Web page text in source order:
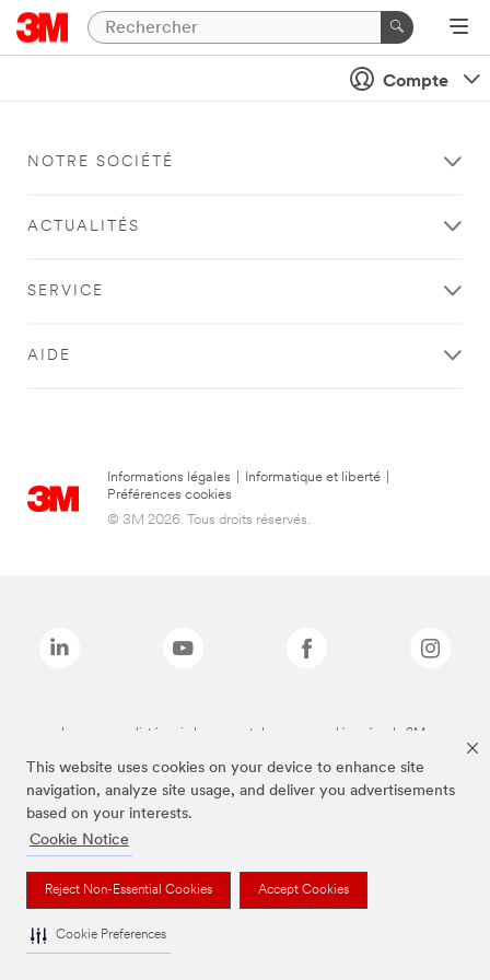
This website uses cookies on your device to enhance site
navigation, analyze site usage, and deliver you advertisements
based on your interests.
Cookie Notice
Reject Non-Essential Cookies Accept Cookies
Cookie Preferences
Compte
NOTRE SOCIÉTÉ
ACTUALITÉS
SERVICE
AIDE
Informations légales Informatique et liberté
Préférences cookies
© 3M 2026. Tous droits réservés.
Les marques listées ci-dessus sont des marques déposées de 3M.